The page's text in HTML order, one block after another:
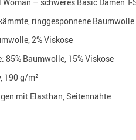
ringgesponnene Baumwolle
2% Viskose
85% Baumwolle, 15% Viskose
190 g/m²
mit Elasthan, Seitennähte